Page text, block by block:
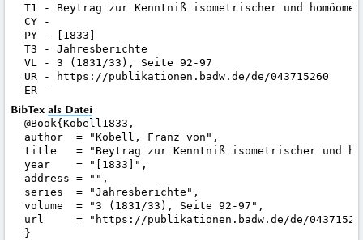
T1 - Beytrag zur Kenntniß isometrischer und
CY -
PY - [1833]
T3 - Jahresberichte
VL - 3 (1831/33), Seite 92-97
UR - https://publikationen.badw.de/de/043715260
BibTex als Datei
@Book{Kobell1833,
author  = "Kobell, Franz von",
title   = "Beytrag zur Kenntniß isometrischer und
year    = "[1833]",
address = "",
series  = "Jahresberichte",
volume  = "3 (1831/33), Seite 92-97",
url     = "https://publikationen.badw.de/de/